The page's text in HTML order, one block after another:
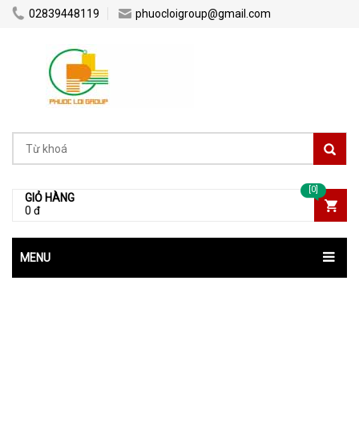
02839448119 phuocloigroup@gmail.com
GIỎ HÀNG
0 đ
[0]
MENU